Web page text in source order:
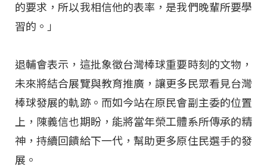
的要求，所以我相信他的表率，是我們晚輩所要學
習的。」
退輔會表示，這批象徵台灣棒球重要時刻的文物，
未來將結合展覽與教育推廣，讓更多民眾看見台灣
棒球發展的軌跡。而如今站在原民會副主委的位置
上，陳義信也期盼，能將當年榮工體系所傳承的精
神，持續回饋給下一代，幫助更多原住民選手的發
展。